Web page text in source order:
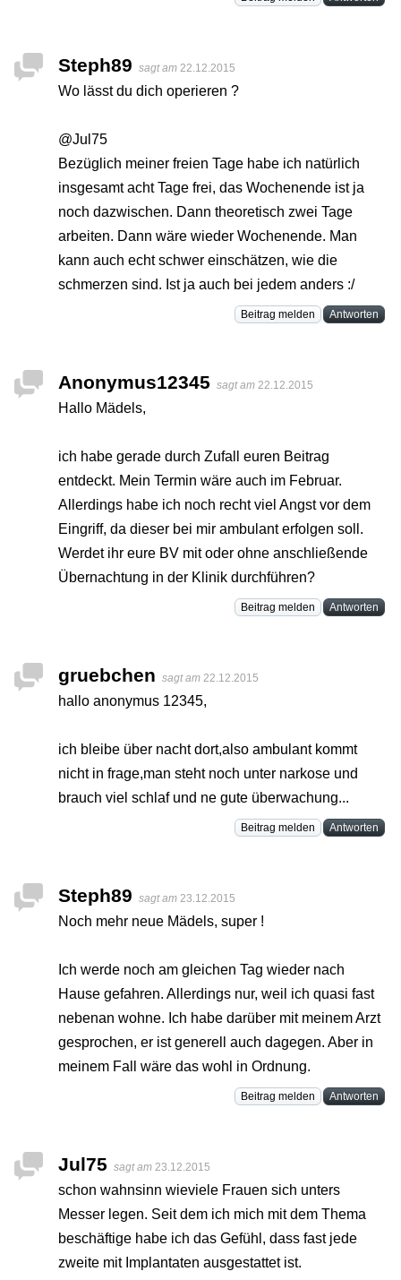
Steph89 sagt am 22.12.2015
Wo lässt du dich operieren ?
@Jul75
Bezüglich meiner freien Tage habe ich natürlich
insgesamt acht Tage frei, das Wochenende ist ja
noch dazwischen. Dann theoretisch zwei Tage
arbeiten. Dann wäre wieder Wochenende. Man
kann auch echt schwer einschätzen, wie die
schmerzen sind. Ist ja auch bei jedem anders :/
Beitrag melden Antworten
Anonymus12345 sagt am 22.12.2015
Hallo Mädels,
ich habe gerade durch Zufall euren Beitrag
entdeckt. Mein Termin wäre auch im Februar.
Allerdings habe ich noch recht viel Angst vor dem
Eingriff, da dieser bei mir ambulant erfolgen soll.
Werdet ihr eure BV mit oder ohne anschließende
Übernachtung in der Klinik durchführen?
Beitrag melden Antworten
gruebchen sagt am 22.12.2015
hallo anonymus 12345,
ich bleibe über nacht dort,also ambulant kommt
nicht in frage,man steht noch unter narkose und
brauch viel schlaf und ne gute überwachung...
Beitrag melden Antworten
Steph89 sagt am 23.12.2015
Noch mehr neue Mädels, super !
Ich werde noch am gleichen Tag wieder nach
Hause gefahren. Allerdings nur, weil ich quasi fast
nebenan wohne. Ich habe darüber mit meinem Arzt
gesprochen, er ist generell auch dagegen. Aber in
meinem Fall wäre das wohl in Ordnung.
Beitrag melden Antworten
Jul75 sagt am 23.12.2015
schon wahnsinn wieviele Frauen sich unters
Messer legen. Seit dem ich mich mit dem Thema
beschäftige habe ich das Gefühl, dass fast jede
zweite mit Implantaten ausgestattet ist.